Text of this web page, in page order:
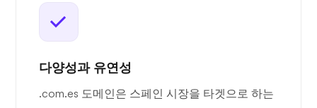
다양성과 유연성
.com.es 도메인은 스페인 시장을 타겟으로 하는